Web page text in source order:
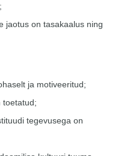
jaotus on tasakaalus ning
ja motiveeritud;
toetatud;
tegevusega on